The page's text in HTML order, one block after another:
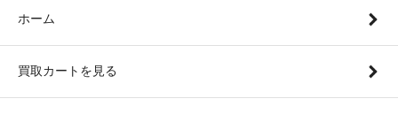
ホーム
買取カートを見る